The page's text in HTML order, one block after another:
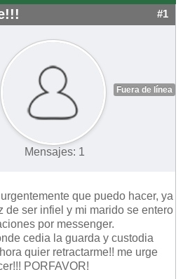
#1
Fuera de línea
Mensajes: 1
que puedo hacer, ya
de ser infiel y mi marido se entero
por messenger.
cedia la guarda y custodia
quier retractarme!! me urge
PORFAVOR!